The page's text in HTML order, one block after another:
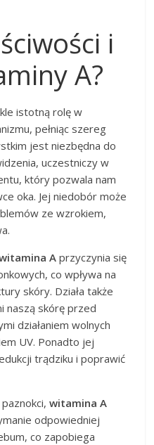
i
A?
istotną rolę w
pełniąc szereg
jest niezbędna do
uczestniczy w
który pozwala nam
oka. Jej niedobór może
ze wzrokiem,
Aprzyczynia się
co wpływa na
skóry. Działa także
naszą skórę przed
działaniem wolnych
UV. Ponadto jej
trądziku i poprawić
paznokci,witamina A
odpowiedniej
co zapobiega